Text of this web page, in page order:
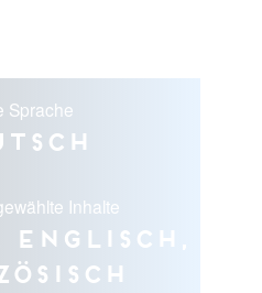
Sprache
Inhalte
Englisch,